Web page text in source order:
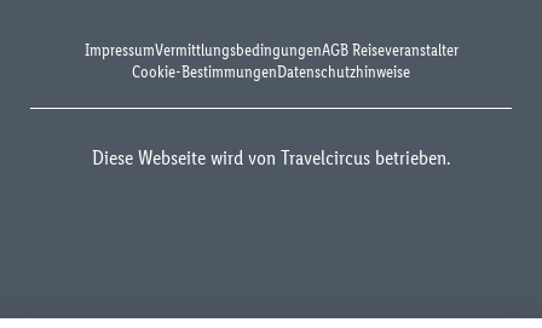
ImpressumVermittlungsbedingungenAGB Reiseveranstalter
Cookie-BestimmungenDatenschutzhinweise
Diese Webseite wird von Travelcircus betrieben.